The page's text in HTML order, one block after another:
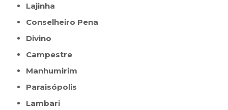
Lajinha
Conselheiro Pena
Divino
Campestre
Manhumirim
Paraisópolis
Lambari